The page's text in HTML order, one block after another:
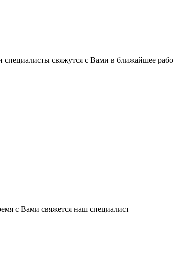
свяжутся с Вами в ближайшее
с Вами свяжется наш специалист